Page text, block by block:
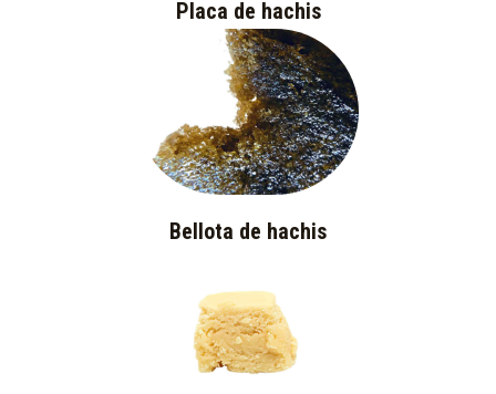
Placa de hachis
Bellota de hachis